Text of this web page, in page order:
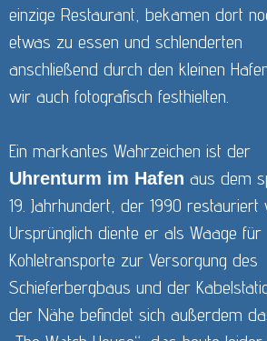
einzige Restaurant, bekamen dort
etwas zu essen und schlenderten
anschließend durch den kleinen
wir auch fotografisch festhielten.
Ein markantes Wahrzeichen ist der
Uhrenturm im Hafen aus dem
19. Jahrhundert, der 1990 restauriert
Ursprünglich diente er als Waage für
Kohletransporte zur Versorgung des
Schieferbergbaus und der
der Nähe befindet sich außerdem